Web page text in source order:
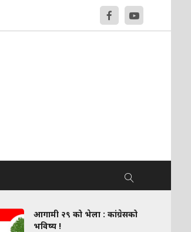
आगामी २९ को भेला : कांग्रेसको
भविष्य !